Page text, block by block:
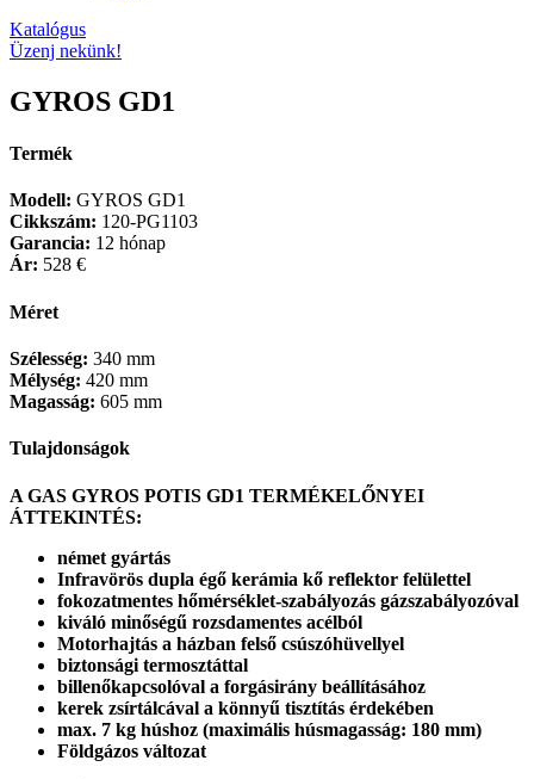
Katalógus
Üzenj nekünk!
GYROS GD1
Termék
Modell: GYROS GD1
Cikkszám: 120-PG1103
Garancia: 12 hónap
Ár: 528 €
Méret
Szélesség: 340 mm
Mélység: 420 mm
Magasság: 605 mm
Tulajdonságok
A GAS GYROS POTIS GD1 TERMÉKELŐNYEI
ÁTTEKINTÉS:
német gyártás
Infravörös dupla égő kerámia kő reflektor felülettel
fokozatmentes hőmérséklet-szabályozás gázszabályozóval
kiváló minőségű rozsdamentes acélból
Motorhajtás a házban felső csúszóhüvellyel
biztonsági termosztáttal
billenőkapcsolóval a forgásirány beállításához
kerek zsírtálcával a könnyű tisztítás érdekében
max. 7 kg húshoz (maximális húsmagasság: 180 mm)
Földgázos változat